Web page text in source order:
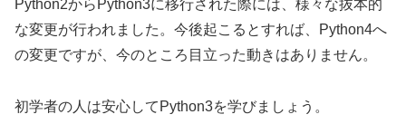
Python2からPython3に移行された際には、様々な抜本的
な変更が行われました。今後起こるとすれば、Python4へ
の変更ですが、今のところ目立った動きはありません。
初学者の人は安心してPython3を学びましょう。